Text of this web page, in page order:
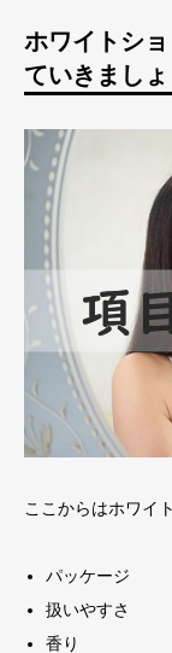
ホワイトシ
ていきましょ
ここからはホワイ
パッケージ
扱いやすさ
香り